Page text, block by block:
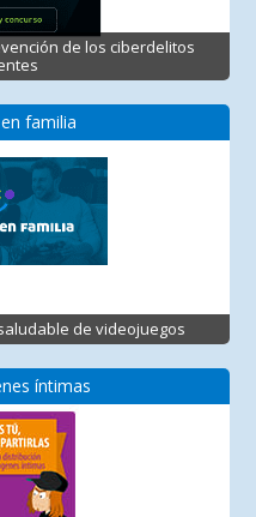
de los ciberdelitos
familia
de videojuegos
íntimas